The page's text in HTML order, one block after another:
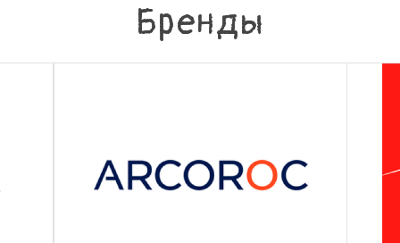
Бренды